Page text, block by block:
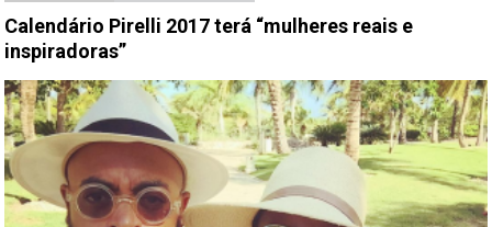
Calendário Pirelli 2017 terá “mulheres reais e
inspiradoras”